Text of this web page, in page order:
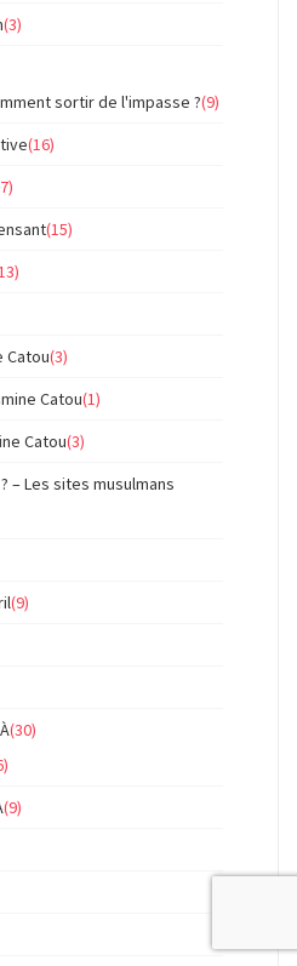
(3)
sortir de l'impasse ?(9)
(16)
(15)
Catou(3)
Catou(1)
Catou(3)
– Les sites musulmans
(9)
(30)
(9)